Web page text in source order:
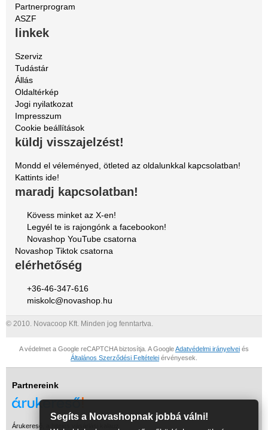
Partnerprogram
ASZF
linkek
Szerviz
Tudástár
Állás
Oldaltérkép
Jogi nyilatkozat
Impresszum
Cookie beállítások
küldj visszajelzést!
Mondd el véleményed, ötleted az oldalunkkal kapcsolatban!
Kattints ide!
maradj kapcsolatban!
Kövess minket az X-en!
Legyél te is rajongónk a facebookon!
Novashop YouTube csatorna
Novashop Tiktok csatorna
elérhetőség
+36-46-347-616
miskolc@novashop.hu
© 2010. Novacoop Kft. Minden jog fenntartva.
A védelmet a Google reCAPTCHA biztosítja. A GoogleAdatvédelmi irányelvei és
Általános Szerződési Feltételei érvényesek.
Partnereink
Árukereső, a hiteles vásárlási kalauz
Segíts a Novashopnak jobbá válni!